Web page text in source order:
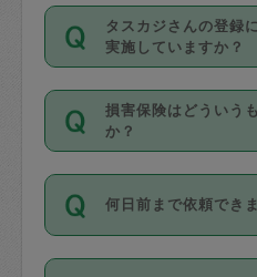
動計算で表示され
開始時間を２時間前
能です。依頼送信
んにメッセージを
い。ただし、２時間
時間も被らない場
する前にタスカジ
確認してください。
基本的に、高所で
外での作業は対象
主婦として長年の
方、栄養士・調理師
育園や学校の給食
係の専門職に従事
すでにハウスキーパ
てお仕事をしてい
社員など様々なバ
登録しています。
タスカジさんの登録
実施していますか？
応募の際に、各自
を行っています。そ
写真提出をしてい
確認しています。タ
ング動画を使った
損害保険はどういう
か？
依頼者とタスカジ
を通して成立した作
適用されます。作
何日前まで依頼でき
ご依頼は、現在を